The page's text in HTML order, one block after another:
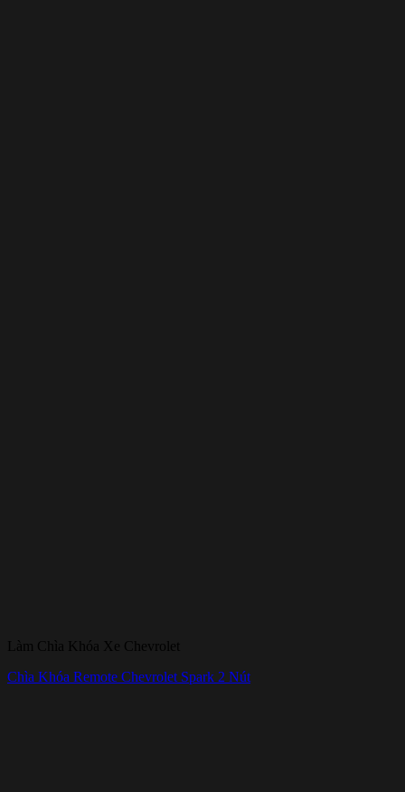
Làm Chìa Khóa Xe Chevrolet
Chìa Khóa Remote Chevrolet Spark 2 Nút